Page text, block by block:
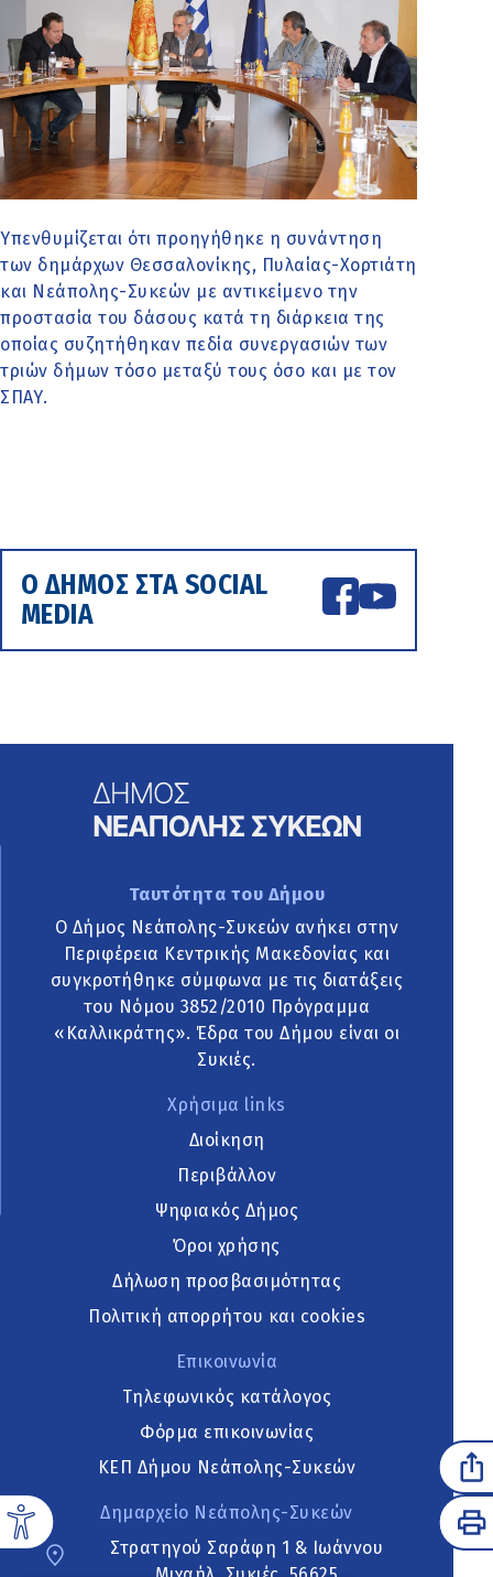
Υπενθυμίζεται ότι προηγήθηκε η συνάντηση
των δημάρχων Θεσσαλονίκης, Πυλαίας-Χορτιάτη
και Νεάπολης-Συκεών με αντικείμενο την
προστασία του δάσους κατά τη διάρκεια της
οποίας συζητήθηκαν πεδία συνεργασιών των
τριών δήμων τόσο μεταξύ τους όσο και με τον
ΣΠΑΥ.
Ο ΔΗΜΟΣ ΣΤΑ SOCIAL
MEDIA
Ταυτότητα του Δήμου
Ο Δήμος Νεάπολης-Συκεών ανήκει στην
Περιφέρεια Κεντρικής Μακεδονίας και
συγκροτήθηκε σύμφωνα με τις διατάξεις
του Νόμου 3852/2010 Πρόγραμμα
«Καλλικράτης». Έδρα του Δήμου είναι οι
Συκιές.
Χρήσιμα links
Διοίκηση
Περιβάλλον
Ψηφιακός Δήμος
Όροι χρήσης
Δήλωση προσβασιμότητας
Πολιτική απορρήτου και cookies
Επικοινωνία
Τηλεφωνικός κατάλογος
Φόρμα επικοινωνίας
ΚΕΠ Δήμου Νεάπολης-Συκεών
Δημαρχείο Νεάπολης-Συκεών
Στρατηγού Σαράφη 1 & Ιωάννου